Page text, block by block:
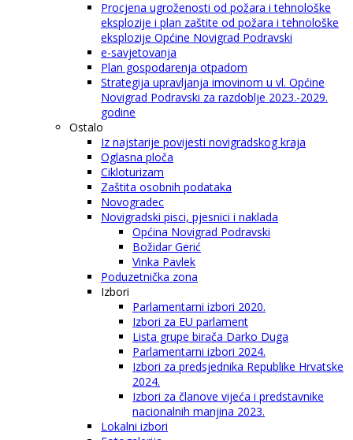
Procjena ugroženosti od požara i tehnološke
eksplozije i plan zaštite od požara i tehnološke
eksplozije Općine Novigrad Podravski
e-savjetovanja
Plan gospodarenja otpadom
Strategija upravljanja imovinom u vl. Općine
Novigrad Podravski za razdoblje 2023.-2029.
godine
Ostalo
Iz najstarije povijesti novigradskog kraja
Oglasna ploča
Cikloturizam
Zaštita osobnih podataka
Novogradec
Novigradski pisci, pjesnici i naklada
Općina Novigrad Podravski
Božidar Gerić
Vinka Pavlek
Poduzetnička zona
Izbori
Parlamentarni izbori 2020.
Izbori za EU parlament
Lista grupe birača Darko Duga
Parlamentarni izbori 2024.
Izbori za predsjednika Republike Hrvatske
2024.
Izbori za članove vijeća i predstavnike
nacionalnih manjina 2023.
Lokalni izbori